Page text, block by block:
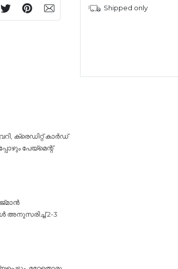
Shipped only
ക്രെഡിറ്റ് കാർഡ്
പേയ്‌മെന്റ്
അനുസരിച്ച് 2-3